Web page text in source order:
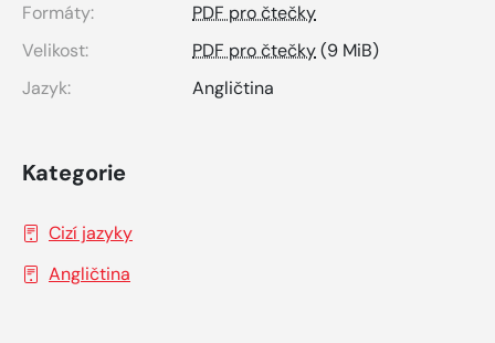
Formáty:
PDF pro čtečky
Velikost:
PDF pro čtečky(9 MiB)
Jazyk:
Angličtina
Kategorie
Cizí jazyky
Angličtina